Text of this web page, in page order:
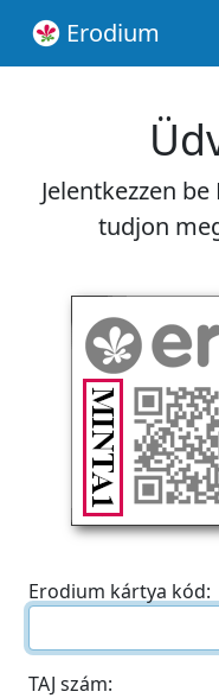
Erodium
Jelentkezzen
tudjon
Erodium kártya kód:
TAJ szám: